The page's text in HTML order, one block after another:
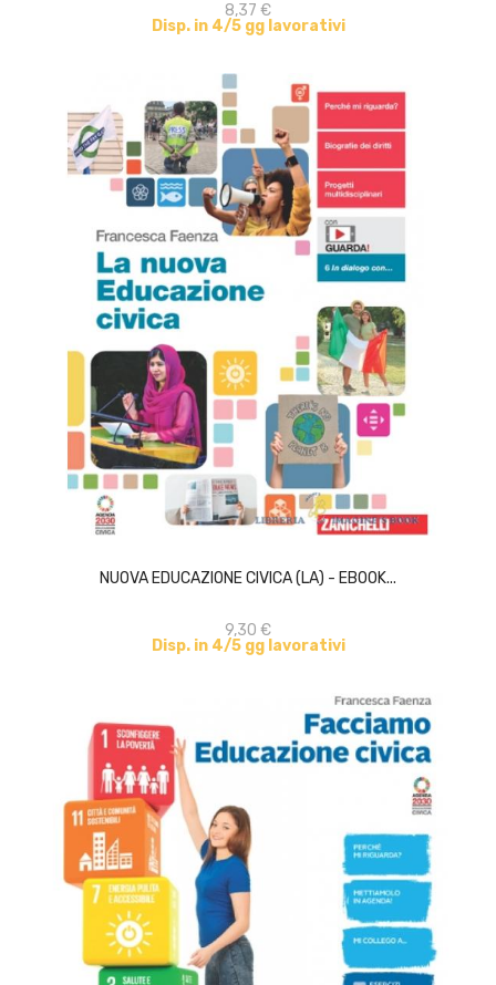
8,37 €
Disp. in 4/5 gg lavorativi
NUOVA EDUCAZIONE CIVICA (LA) - EBOOK...
9,30 €
Disp. in 4/5 gg lavorativi
ACQUISTA